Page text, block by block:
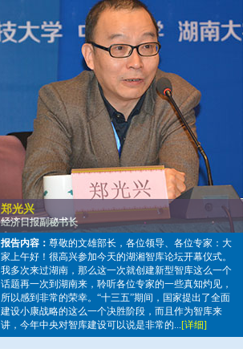
郑光兴
经济日报副秘书长
报告内容： 尊敬的文雄部长，各位领导、各位专家：大
家上午好！很高兴参加今天的湖湘智库论坛开幕仪式。
我多次来过湖南，那么这一次就创建新型智库这么一个
话题再一次到湖南来，聆听各位专家的一些真知灼见，
所以感到非常的荣幸。“十三五”期间，国家提出了全面
建设小康战略的这么一个决胜阶段，而且作为智库来
讲，今年中央对智库建设可以说是非常的...[详细]